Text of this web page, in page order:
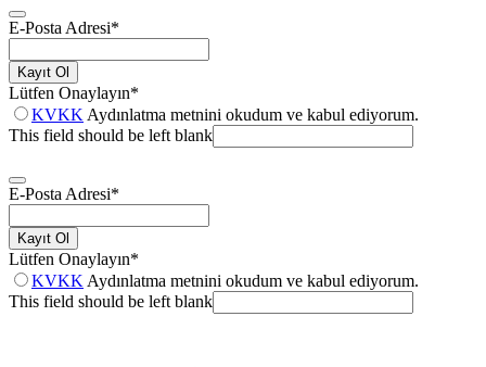
E-Posta Adresi*
Kayıt Ol
Lütfen Onaylayın*
KVKK Aydınlatma metnini okudum ve kabul ediyorum.
This field should be left blank
E-Posta Adresi*
Kayıt Ol
Lütfen Onaylayın*
KVKK Aydınlatma metnini okudum ve kabul ediyorum.
This field should be left blank